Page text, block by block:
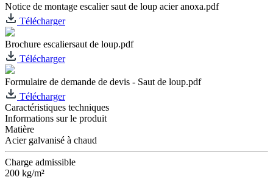
Notice de montage escalier saut de loup acier anoxa.pdf
Télécharger
Brochure escaliersaut de loup.pdf
Télécharger
Formulaire de demande de devis - Saut de loup.pdf
Télécharger
Caractéristiques techniques
Informations sur le produit
Matière
Acier galvanisé à chaud
Charge admissible
200 kg/m²